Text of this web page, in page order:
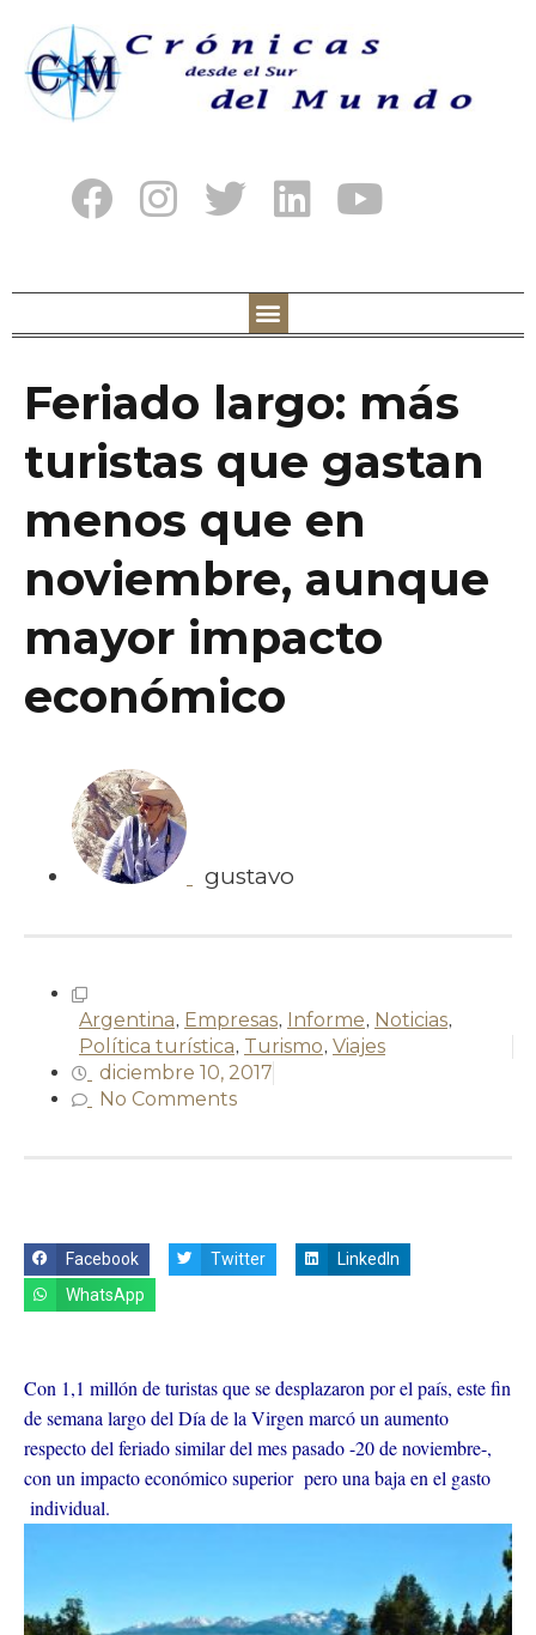
Feriado largo: más
turistas que gastan
menos que en
noviembre, aunque
mayor impacto
económico
gustavo
Argentina, Empresas, Informe, Noticias,
Política turística, Turismo, Viajes
diciembre 10, 2017
No Comments
Facebook Twitter
LinkedIn
WhatsApp
Con 1,1 millón de turistas que se desplazaron por el país, este fin
de semana largo del Día de la Virgen marcó un aumento
respecto del feriado similar del mes pasado -20 de noviembre-,
con un impacto económico superior pero una baja en el gasto
individual.